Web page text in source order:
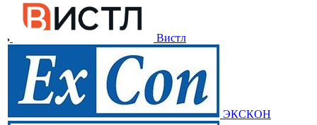
Вистл
ЭКСКОН